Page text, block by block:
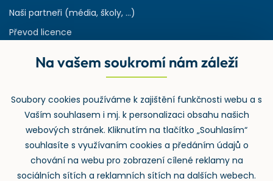
Naši partneři (média, školy, ...)
Převod licence
Rejstřík používaných zkratek v odpadech
Zpětný odběr
Na vašem soukromí nám záleží
Soubory cookies používáme k zajištění funkčnosti webu a s
Vaším souhlasem i mj. k personalizaci obsahu našich
webových stránek. Kliknutím na tlačítko „Souhlasím“
souhlasíte s využívaním cookies a předáním údajů o
chování na webu pro zobrazení cílené reklamy na
sociálních sítích a reklamních sítích na dalších webech.